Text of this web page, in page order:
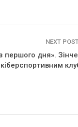
NEXT
першого дня».